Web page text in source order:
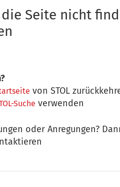
Seite nicht
von STOL
Suche verwenden
oder Anregungen?